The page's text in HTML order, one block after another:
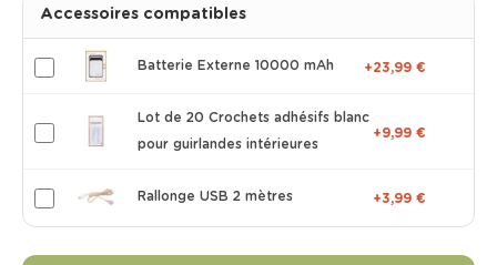
Accessoires compatibles
Batterie Externe 10000 mAh +23,99 €
Lot de 20 Crochets adhésifs blanc
pour guirlandes intérieures
+9,99 €
Rallonge USB 2 mètres +3,99 €